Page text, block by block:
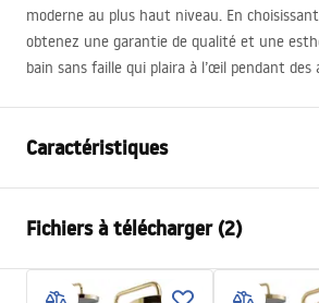
moderne au plus haut niveau. En
obtenez une garantie de qualité et une
bain sans faille qui plaira à l’œil pendant des
Caractéristiques
Couleur du robinet
Type de cabine de douche
d'angle
Fichiers à télécharger (2)